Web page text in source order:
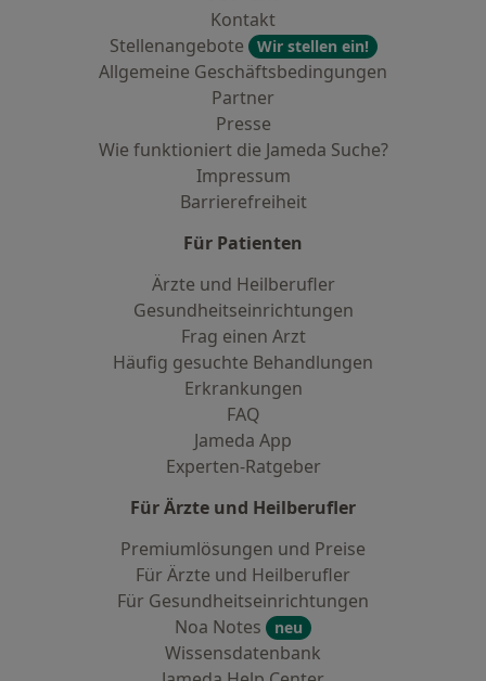
Kontakt
Stellenangebote
Wir stellen ein!
Allgemeine Geschäftsbedingungen
Partner
Presse
Wie funktioniert die Jameda Suche?
Impressum
Barrierefreiheit
Für Patienten
Ärzte und Heilberufler
Gesundheitseinrichtungen
Frag einen Arzt
Häufig gesuchte Behandlungen
Erkrankungen
FAQ
Jameda App
Experten-Ratgeber
Für Ärzte und Heilberufler
Premiumlösungen und Preise
Für Ärzte und Heilberufler
Für Gesundheitseinrichtungen
Noa Notes
neu
Wissensdatenbank